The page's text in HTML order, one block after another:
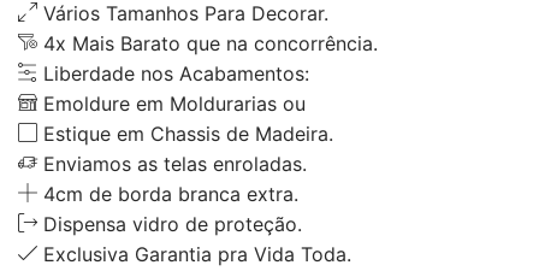
Vários Tamanhos Para Decorar.
4x Mais Barato que na concorrência.
Liberdade nos Acabamentos:
Emoldure em Moldurarias ou
Estique em Chassis de Madeira.
Enviamos as telas enroladas.
4cm de borda branca extra.
Dispensa vidro de proteção.
Exclusiva Garantia pra Vida Toda.